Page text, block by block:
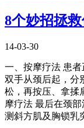
8个妙招拯
14-03-30
一、按摩疗法 患
双手从颈后起，分
松，再按压、拿揉
摩疗法 最后在颈
测斜方肌及胸锁乳